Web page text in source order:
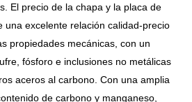
El precio de la chapa y la placa de
una excelente relación calidad-precio
propiedades mecánicas, con un
fósforo e inclusiones no metálicas
aceros al carbono. Con una amplia
de carbono y manganeso,